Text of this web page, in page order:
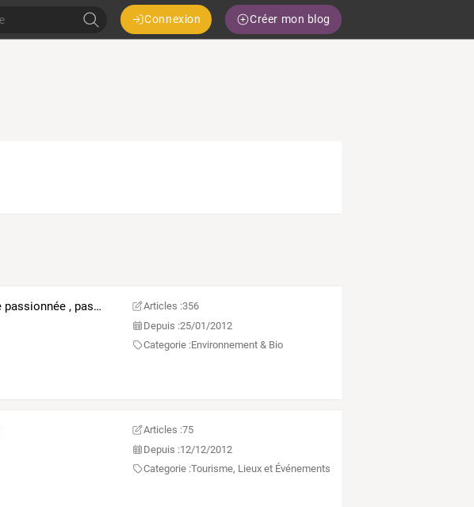
Connexion Créer mon blog
amidesroses le jardin d'une passionnée , passionnée de jardins Articles :356
Depuis :25/01/2012
Categorie :Environnement & Bio
Articles :75
Depuis :12/12/2012
Categorie :Tourisme, Lieux et Événements